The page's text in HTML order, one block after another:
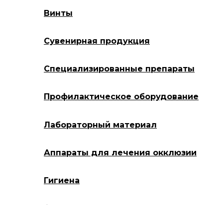
Винты
Сувенирная продукция
Специализированные препараты
Профилактическое оборудование
Лабораторный материал
Аппараты для лечения окклюзии
Гигиена